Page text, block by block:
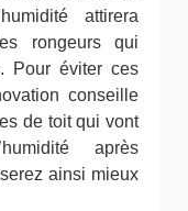
attirera
rongeurs qui
Pour éviter ces
conseille
de toit qui vont
après
ainsi mieux